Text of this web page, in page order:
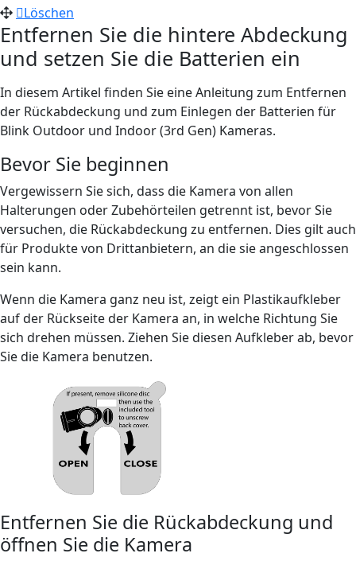
Löschen
Entfernen Sie die hintere Abdeckung
und setzen Sie die Batterien ein
In diesem Artikel finden Sie eine Anleitung zum Entfernen
der Rückabdeckung und zum Einlegen der Batterien für
Blink Outdoor und Indoor (3rd Gen) Kameras.
Bevor Sie beginnen
Vergewissern Sie sich, dass die Kamera von allen
Halterungen oder Zubehörteilen getrennt ist, bevor Sie
versuchen, die Rückabdeckung zu entfernen. Dies gilt auch
für Produkte von Drittanbietern, an die sie angeschlossen
sein kann.
Wenn die Kamera ganz neu ist, zeigt ein Plastikaufkleber
auf der Rückseite der Kamera an, in welche Richtung Sie
sich drehen müssen. Ziehen Sie diesen Aufkleber ab, bevor
Sie die Kamera benutzen.
Entfernen Sie die Rückabdeckung und
öffnen Sie die Kamera